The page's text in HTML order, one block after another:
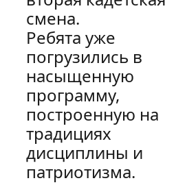
смена.
Ребята уже
погрузились в
насыщенную
программу,
построенную на
традициях
дисциплины и
патриотизма.